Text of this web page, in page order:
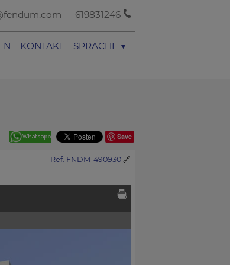
619831246
KONTAKT SPRACHE
Save
Ref. FNDM-490930 🔗